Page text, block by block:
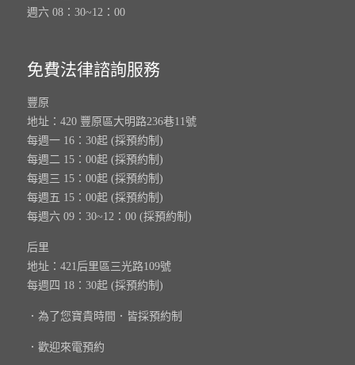
週六 08：30~12：00
免費法律諮詢服務
豐原
地址：420 豐原區大明路236巷11號
每週一 16：30起 (採預約制)
每週二 15：00起 (採預約制)
每週三 15：00起 (採預約制)
每週五 15：00起 (採預約制)
每週六 09：30~12：00 (採預約制)
后里
地址：421后里區三光路109號
每週四 18：30起 (採預約制)
．為了您寶貴時間．皆採預約制
．歡迎來電預約